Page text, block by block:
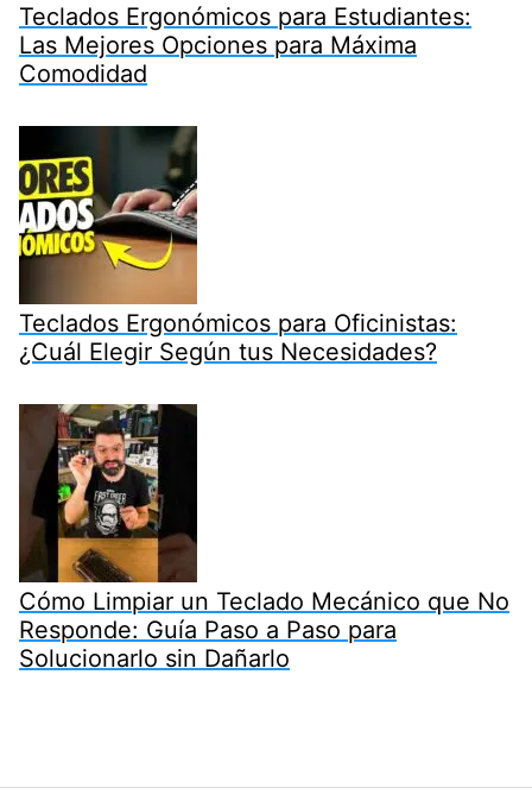
Teclados Ergonómicos para Estudiantes:
Las Mejores Opciones para Máxima
Comodidad
Teclados Ergonómicos para Oficinistas:
¿Cuál Elegir Según tus Necesidades?
Cómo Limpiar un Teclado Mecánico que No
Responde: Guía Paso a Paso para
Solucionarlo sin Dañarlo